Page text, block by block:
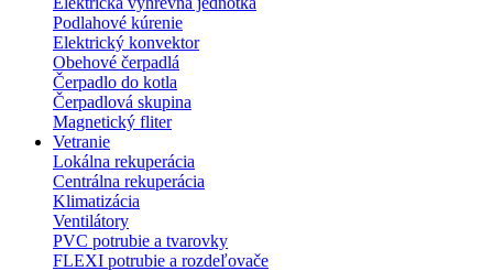
Podlahové kúrenie
Elektrický konvektor
Obehové čerpadlá
Čerpadlo do kotla
Čerpadlová skupina
Magnetický fliter
Vetranie
Lokálna rekuperácia
Centrálna rekuperácia
Klimatizácia
Ventilátory
PVC potrubie a tvarovky
FLEXI potrubie a rozdeľovače